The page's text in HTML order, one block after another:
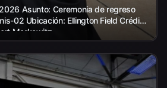
Asunto: Ceremonia de regreso
02 Ubicación: Ellington Field Crédito
Markowitz